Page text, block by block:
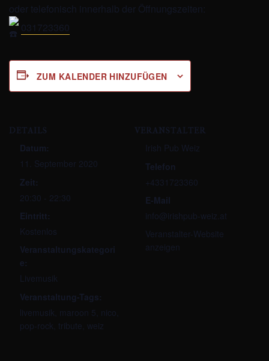
oder telefonisch innerhalb der Öffnungszeiten:
031723360
ZUM KALENDER HINZUFÜGEN
DETAILS
Datum:
11. September 2020
Zeit:
20:30 - 22:30
Eintritt:
Kostenlos
Veranstaltungskategori
e:
Livemusik
Veranstaltung-Tags:
livemusik maroon 5 nico
pop-rock tribute weiz
VERANSTALTER
Irish Pub Weiz
Telefon
+4331723360
E-Mail
info@irishpub-weiz.at
Veranstalter-Website
anzeigen